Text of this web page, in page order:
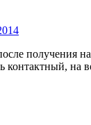
получения
контактный, на